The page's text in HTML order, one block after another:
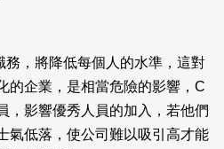
務，將降低每個人的水準，這對
的企業，是相當危險的影響，C
，影響優秀人員的加入，若他們
氣低落，使公司難以吸引高才能